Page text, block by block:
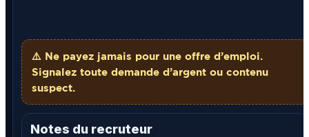
⚠️ Ne payez jamais pour une offre d’emploi.
Signalez toute demande d’argent ou contenu
suspect.
Notes du recruteur